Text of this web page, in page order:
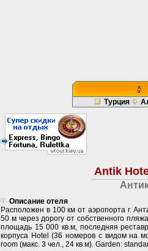
Турция
Antik
Описание отеля
Расположен в 100 км от аэропорта г.
50 м через дорогу от собственного
площадь 15 000 кв.м, последняя
корпуса Hotel (36 номеров с видом на
room (макс. 3 чел., 24 кв.м). Garden: